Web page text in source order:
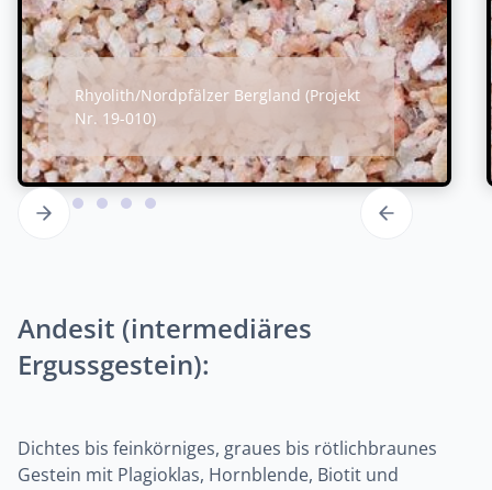
Rhyolith/Nordpfälzer Bergland (Projekt
Nr. 19-010)
Andesit (intermediäres
Ergussgestein):
Dichtes bis feinkörniges, graues bis rötlichbraunes
Gestein mit Plagioklas, Hornblende, Biotit und